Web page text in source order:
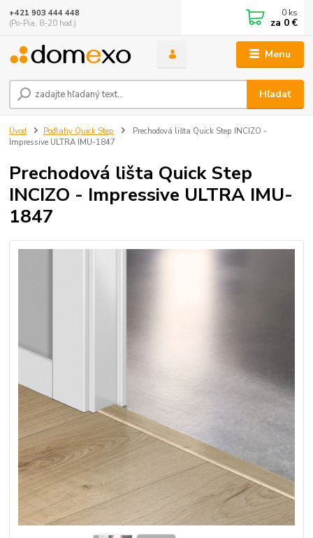
Menu
Hľadať
+421 903 444 448
(Po-Pia, 8-20 hod.)
0 ks
za 0 €
Úvod Podlahy Quick Step
Prechodová lišta Quick Step INCIZO -
Impressive ULTRA IMU-1847
Prechodová lišta Quick Step
INCIZO - Impressive ULTRA IMU-
1847